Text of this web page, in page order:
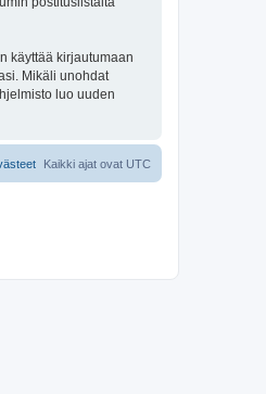
käyttää kirjautumaan
Mikäli unohdat
luo uuden
Kaikki ajat ovat UTC